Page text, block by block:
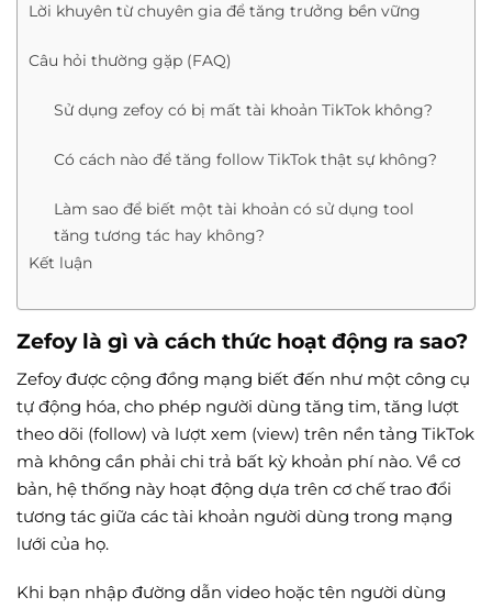
Lời khuyên từ chuyên gia để tăng trưởng bền vững
Câu hỏi thường gặp (FAQ)
Sử dụng zefoy có bị mất tài khoản TikTok không?
Có cách nào để tăng follow TikTok thật sự không?
Làm sao để biết một tài khoản có sử dụng tool
tăng tương tác hay không?
Kết luận
Zefoy là gì và cách thức hoạt động ra sao?
Zefoy được cộng đồng mạng biết đến như một công cụ
tự động hóa, cho phép người dùng tăng tim, tăng lượt
theo dõi (follow) và lượt xem (view) trên nền tảng TikTok
mà không cần phải chi trả bất kỳ khoản phí nào. Về cơ
bản, hệ thống này hoạt động dựa trên cơ chế trao đổi
tương tác giữa các tài khoản người dùng trong mạng
lưới của họ.
Khi bạn nhập đường dẫn video hoặc tên người dùng